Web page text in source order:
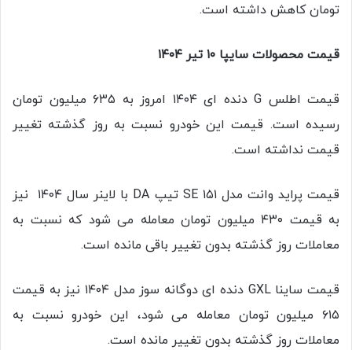
تومان کاهش داشته است.
قیمت محصولات سایپا ۱۰ تیر ۱۴۰۴
قیمت اطلس G دنده ای ۱۴۰۴ امروز به ۶۳۵ میلیون تومان
رسیده است. قیمت این خودرو نسبت به روز گذشته تغییر
قیمت نداشته است.
قیمت پراید وانت مدل ۱۵۱ SE تیپ DA با لاینر سال ۱۴۰۴ نیز
به قیمت ۴۳۰ میلیون تومان معامله می شود که نسبت به
معاملات روز گذشته بدون تغییر باقی مانده است.
قیمت ساینا GXL دنده ای دوگانه سوز مدل ۱۴۰۴ نیز به قیمت
۶۱۵ میلیون تومان معامله می شود، این خودرو نسبت به
معاملات روز گذشته بدون تغییر مانده است.